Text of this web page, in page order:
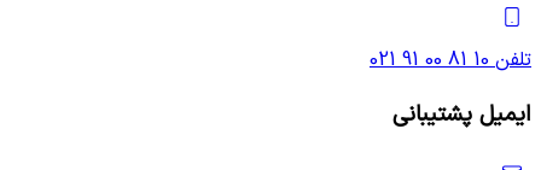
تلفن 021 91 00 81 10
ایمیل پشتیبانی